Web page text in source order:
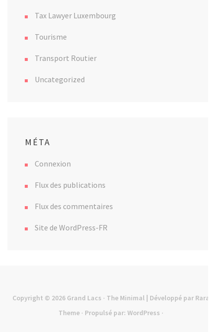
Tax Lawyer Luxembourg
Tourisme
Transport Routier
Uncategorized
MÉTA
Connexion
Flux des publications
Flux des commentaires
Site de WordPress-FR
Copyright © 2026 Grand Lacs · The Minimal | Développé par Rara
Theme · Propulsé par: WordPress ·